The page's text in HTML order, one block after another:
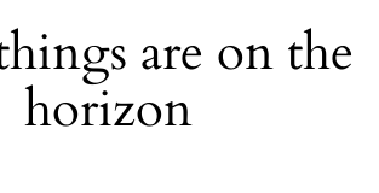
are on the
horizon